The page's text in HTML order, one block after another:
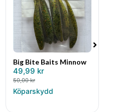
Big Bite Baits Minnow
49,99 kr
50,00kr
Köparskydd